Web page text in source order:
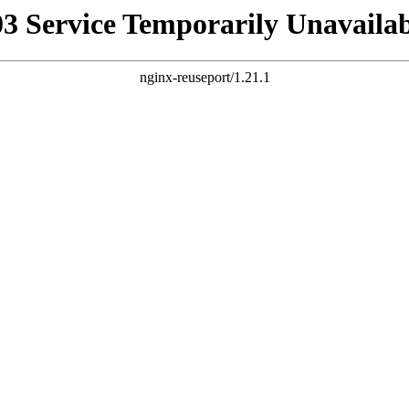
Service Temporarily
nginx-reuseport/1.21.1